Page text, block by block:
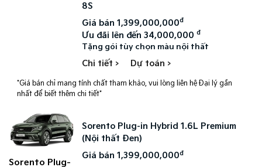
8S
Giá bán 1,399,000,000đ
Ưu đãi lên đến 34,000,000đ
Tặng gói tùy chọn màu nội thất
Chi tiết > Dự toán >
*Giá bán chỉ mang tính chất tham khảo, vui lòng liên hệ Đại lý gần
nhất để biết thêm chi tiết*
Sorento Plug-
Sorento Plug-in Hybrid 1.6L Premium
(Nội thất Đen)
Giá bán 1,399,000,000đ